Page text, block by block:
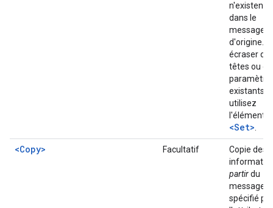
n'existent
dans le
message
d'origine.
écraser
têtes ou
existants,
utilisez
l'élément
<Set>
<Copy> Facultatif
Copie des
partirdu
message
spécifié par